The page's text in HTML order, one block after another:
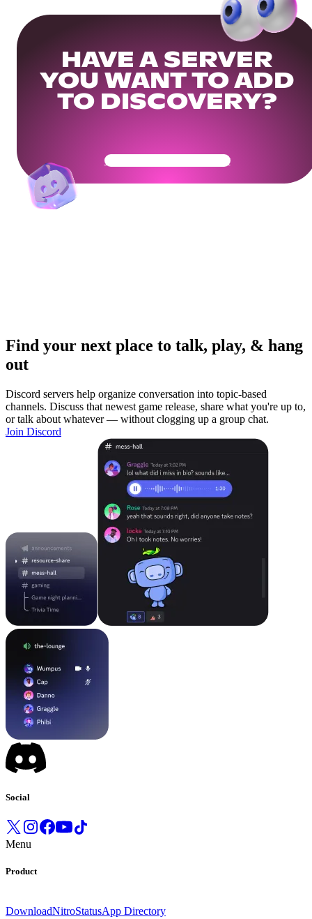
HAVE A SERVER
YOU WANT TO ADD
TO DISCOVERY?
Get Your Community Ready
Find your next place to talk, play, & hang
out
Discord servers help organize conversation into topic-based
channels. Discuss that newest game release, share what you're up to,
or talk about whatever — without clogging up a group chat.
Join Discord
Social
Menu
Product
DownloadNitroStatusApp Directory